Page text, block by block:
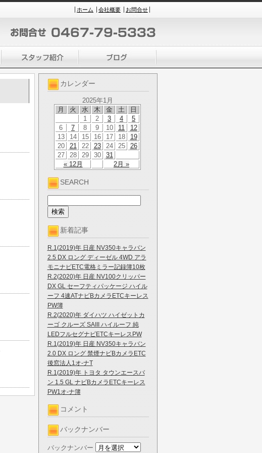
ホーム 会社概要 お問合せ
カレンダー
2025年1月
月
火 水 木 金 土 日
« 12月 2月 »
1 2 3 4
5
6
7 8 9 10 11
12
13
14 15 16 17 18
19
20
21 22 23 24 25
26
27
28 29 30 31
SEARCH
新着記事
R.1(2019)年 日産 NV350キャラバン
2.5 DX ロング ディーゼル 4WD アラ
モニナビETC電格ミラー記録簿10枚
R.2(2020)年 日産 NV100クリッパー
DX GL セーフティパッケージ ハイル
ーフ 4速ATナビBカメラETCキーレス
PW簿
R.2(2020)年 ダイハツ ハイゼットカ
ーゴ クルーズ SAIII ハイルーフ 純
LEDフルセグナビETCキーレスPW
R.1(2019)年 日産 NV350キャラバン
2.0 DX ロング 禁煙ナビBカメラETC
後窓法人1オ-ナT
R.1(2019)年 トヨタ タウンエースバ
ン 1.5 GL ナビBカメラETCキーレス
PW1オ-ナ簿
コメント
バックナンバー
バックナンバー